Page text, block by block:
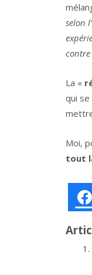
selon
La «
qui
Moi,
tout